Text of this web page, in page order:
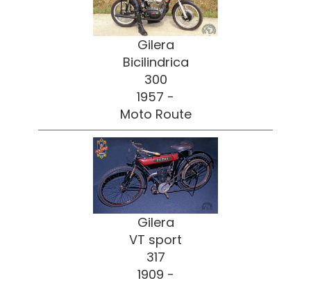
Gilera
Bicilindrica
300
1957 -
Moto Route
Gilera
VT sport
317
1909 -